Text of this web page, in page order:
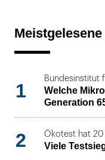
1
Bundesinstitut
Welche
Generation
2 Ökotest hat 20
Viele